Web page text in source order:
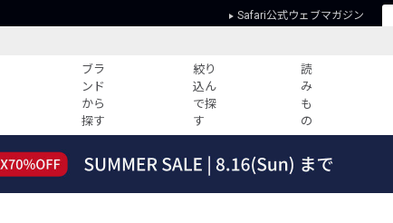
Safari公式ウェブマガジン
ブラ
ンド
から
探す
絞り
込ん
で探
す
読
み
も
の
すべての記事